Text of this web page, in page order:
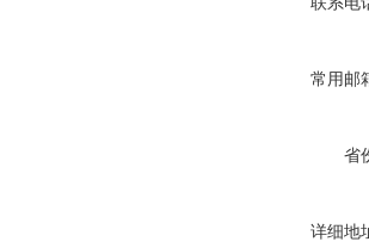
常用邮
省
详细地